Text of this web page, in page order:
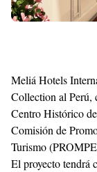
Meliá Hotels
Collection al Perú,
Centro Histórico
Comisión de
Turismo
El proyecto tendrá